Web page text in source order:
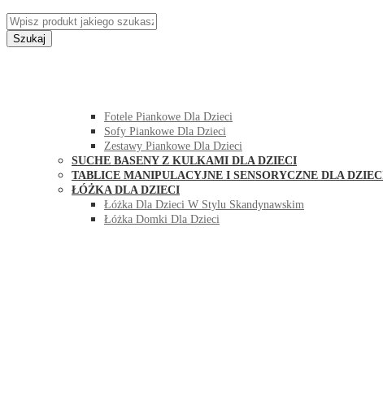
Szukaj
Fotele Piankowe Dla Dzieci
Sofy Piankowe Dla Dzieci
Zestawy Piankowe Dla Dzieci
SUCHE BASENY Z KULKAMI DLA DZIECI
TABLICE MANIPULACYJNE I SENSORYCZNE DLA
ŁÓŻKA DLA DZIECI
Łóżka Dla Dzieci W Stylu Skandynawskim
Łóżka Domki Dla Dzieci